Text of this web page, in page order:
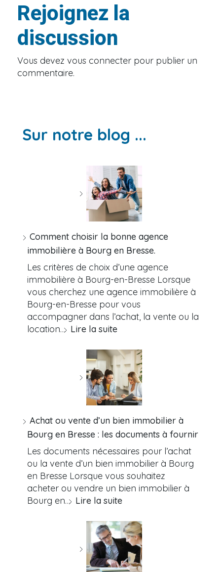
Rejoignez la
discussion
Vous devez vous connecter pour publier un
commentaire.
Sur notre blog ...
Comment choisir la bonne agence
immobilière à Bourg en Bresse.
Les critères de choix d’une agence
immobilière à Bourg-en-Bresse Lorsque
vous cherchez une agence immobilière à
Bourg-en-Bresse pour vous
accompagner dans l’achat, la vente ou la
location… Lire la suite
Achat ou vente d’un bien immobilier à
Bourg en Bresse : les documents à fournir
Les documents nécessaires pour l’achat
ou la vente d’un bien immobilier à Bourg
en Bresse Lorsque vous souhaitez
acheter ou vendre un bien immobilier à
Bourg en… Lire la suite